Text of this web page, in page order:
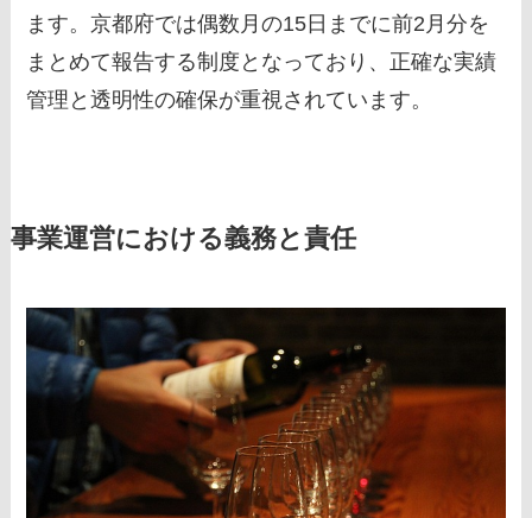
ます。京都府では偶数月の15日までに前2月分を
まとめて報告する制度となっており、正確な実績
管理と透明性の確保が重視されています。
事業運営における義務と責任